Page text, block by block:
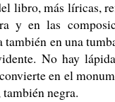
libro, más líricas,
y en las
también en una
No hay
en el
negra.